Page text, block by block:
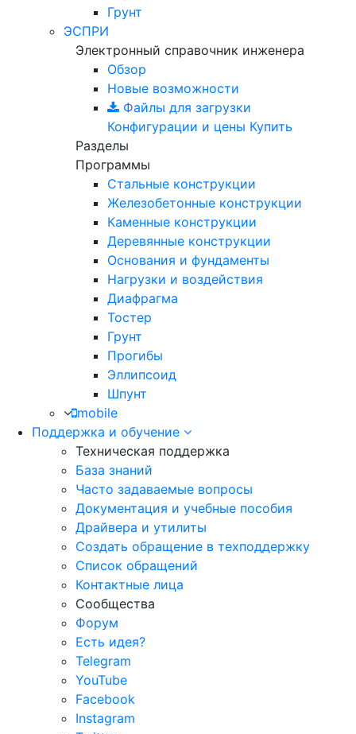
Грунт
ЭСПРИ
Электронный справочник инженера
Обзор
Новые возможности
Файлы для загрузки
Конфигурации и цены Купить
Разделы
Программы
Стальные конструкции
Железобетонные конструкции
Каменные конструкции
Деревянные конструкции
Основания и фундаменты
Нагрузки и воздействия
Диафрагма
Тостер
Грунт
Прогибы
Эллипсоид
Шпунт
mobile
Поддержка и обучение
Техническая поддержка
База знаний
Часто задаваемые вопросы
Документация и учебные пособия
Драйвера и утилиты
Создать обращение в техподдержку
Список обращений
Контактные лица
Сообщества
Форум
Есть идея?
Telegram
YouTube
Facebook
Instagram